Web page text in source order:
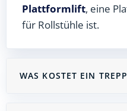
Plattformlift, eine
für Rollstühle ist.
WAS KOSTET EIN